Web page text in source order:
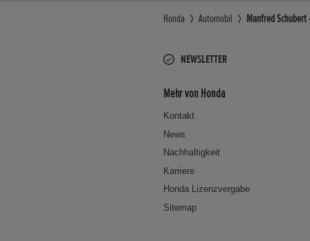
Honda Automobil Manfred Schubert
NEWSLETTER
Mehr von Honda
Kontakt
News
Nachhaltigkeit
Karriere
Honda Lizenzvergabe
Sitemap